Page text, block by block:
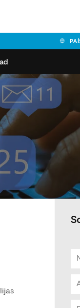
EL
estudiantesActualidad